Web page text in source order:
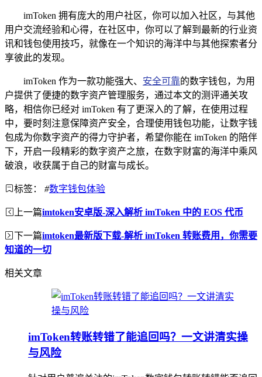
imToken 拥有庞大的用户社区，你可以加入社区，与其他
用户交流经验和心得，在社区中，你可以了解到最新的行业资
讯和钱包使用技巧，就像在一个知识的海洋中与其他探索者分
享彼此的发现。
imToken 作为一款功能强大、 安全可靠的数字钱包，为用
户提供了便捷的数字资产管理服务，通过本文的测评通关攻
略，相信你已经对 imToken 有了更深入的了解，在使用过程
中，要时刻注意保障资产安全，合理使用钱包功能，让数字钱
包成为你数字资产的得力守护者，希望你能在 imToken 的陪伴
下，开启一段精彩的数字资产之旅，在数字财富的海洋中乘风
破浪，收获属于自己的财富与成长。
标签： #数字钱包体验
上一篇imtoken安卓版-深入解析 imToken 中的 EOS 代币
下一篇imtoken最新版下载-解析 imToken 转账费用，你需要
知道的一切
相关文章
imToken转账转错了能追回吗？一文讲清实操
与风险